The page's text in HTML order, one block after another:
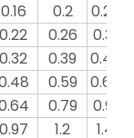
0.16 0.2 0.23
0.22 0.26 0.31
0.32 0.39 0.46
0.59 0.68
0.79 0.91
0.97 1.2 1.4